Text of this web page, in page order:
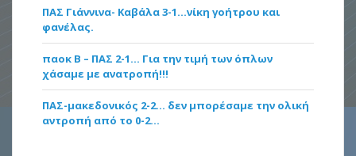
ΠΑΣ Γιάννινα- Καβάλα 3-1…νίκη γοήτρου και
φανέλας.
παοκ Β – ΠΑΣ 2-1… Για την τιμή των όπλων
χάσαμε με ανατροπή!!!
ΠΑΣ-μακεδονικός 2-2… δεν μπορέσαμε την ολική
αντροπή από το 0-2…